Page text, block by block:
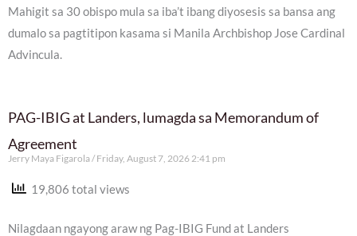
Mahigit sa 30 obispo mula sa iba’t ibang diyosesis sa bansa ang
dumalo sa pagtitipon kasama si Manila Archbishop Jose Cardinal
Advincula.
PAG-IBIG at Landers, lumagda sa Memorandum of
Agreement
Jerry Maya Figarola Friday, August 7, 2026 2:41 pm
19,806 total views
Nilagdaan ngayong araw ng Pag-IBIG Fund at Landers